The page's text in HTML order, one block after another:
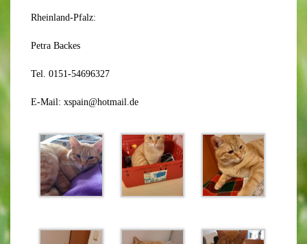
Rheinland-Pfalz:
Petra Backes
Tel. 0151-54696327
E-Mail: xspain@hotmail.de